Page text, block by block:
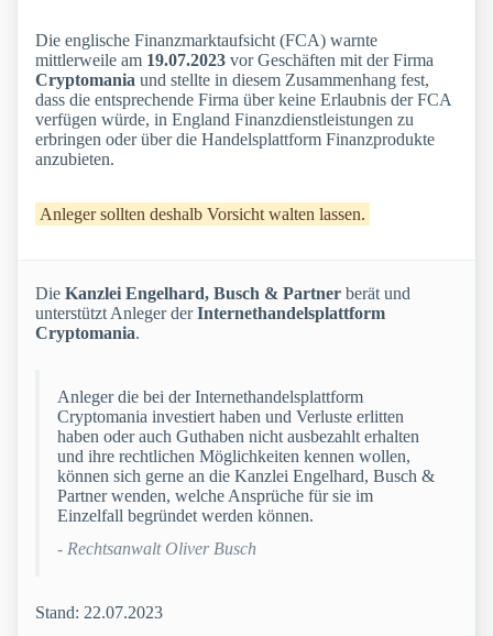
Die englische Finanzmarktaufsicht (FCA) warnte
mittlerweile am 19.07.2023 vor Geschäften mit der Firma
Cryptomania und stellte in diesem Zusammenhang fest,
dass die entsprechende Firma über keine Erlaubnis der FCA
verfügen würde, in England Finanzdienstleistungen zu
erbringen oder über die Handelsplattform Finanzprodukte
anzubieten.
Anleger sollten deshalb Vorsicht walten lassen.
Die Kanzlei Engelhard, Busch & Partner berät und
unterstützt Anleger derInternethandelsplattform
Cryptomania.
Anleger die bei der Internethandelsplattform
Cryptomania investiert haben und Verluste erlitten
haben oder auch Guthaben nicht ausbezahlt erhalten
und ihre rechtlichen Möglichkeiten kennen wollen,
können sich gerne an die Kanzlei Engelhard, Busch &
Partner wenden, welche Ansprüche für sie im
Einzelfall begründet werden können.
- Rechtsanwalt Oliver Busch
Stand: 22.07.2023